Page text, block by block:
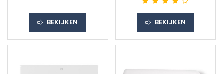
BEKIJKEN BEKIJKEN